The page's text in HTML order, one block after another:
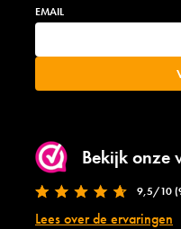
Bekijk onze
9,5/10
Lees over de ervaringen